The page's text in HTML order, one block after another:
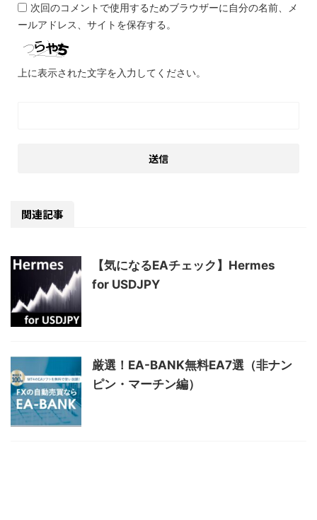
次回のコメントで使用するためブラウザーに自分の名前、メ
ールアドレス、サイトを保存する。
上に表示された文字を入力してください。
関連記事
【気になるEAチェック】Hermes
for USDJPY
厳選！EA-BANK無料EA7選（非ナン
ピン・マーチン編）